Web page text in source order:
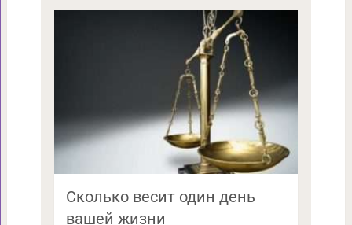
Сколько весит один день
вашей жизни